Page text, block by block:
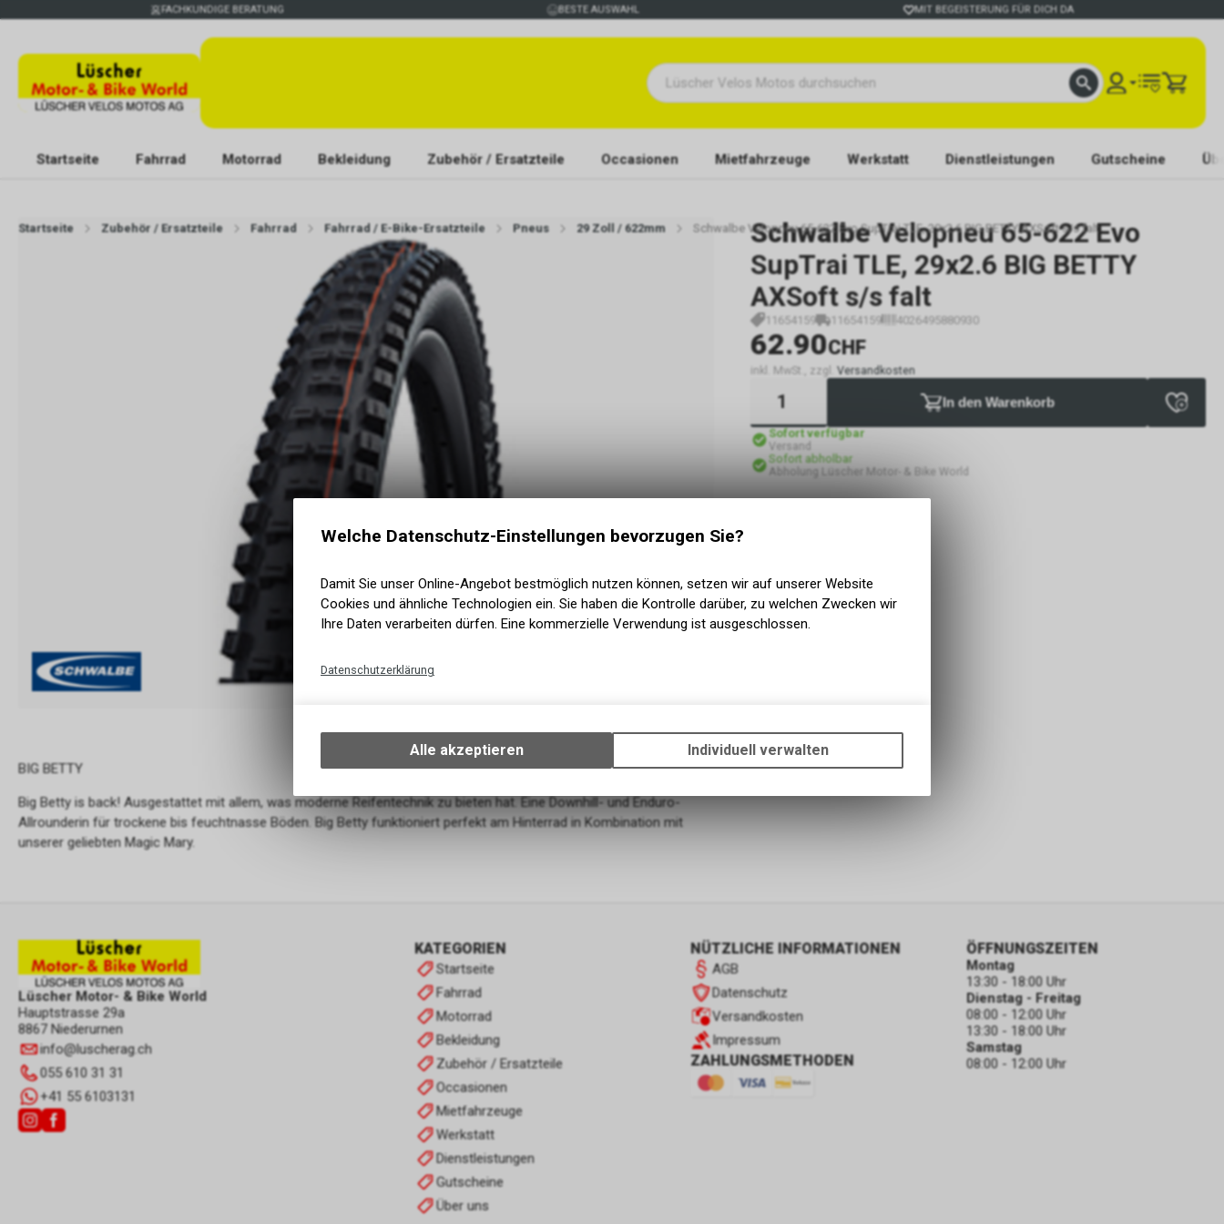
FACHKUNDIGE BERATUNG BESTE AUSWAHL MIT BEGEISTERUNG FÜR DICH DA
Startseite Fahrrad Motorrad Bekleidung Zubehör / Ersatzteile Occasionen Mietfahrzeuge Werkstatt Dienstleistungen Gutscheine
Startseite Zubehör / Ersatzteile Fahrrad Fahrrad / E-Bike-Ersatzteile Pneus 29 Zoll / 622mm Schwalbe Velopneu 65-622 Evo SupTrai TLE, 29x2.6 BIG BETTY AXSoft s/s falt
Schwalbe Velopneu 65-622 Evo
SupTrai TLE, 29x2.6 BIG BETTY
AXSoft s/s falt
11654159 11654159 4026495880930
62.90CHF
inkl. MwSt., zzgl. Versandkosten
In den Warenkorb
Sofort verfügbar
Versand
Sofort abholbar
Abholung Lüscher Motor- & Bike World
BIG BETTY
Big Betty is back! Ausgestattet mit allem, was moderne Reifentechnik zu bieten hat. Eine Downhill- und Enduro-
Allrounderin für trockene bis feuchtnasse Böden. Big Betty funktioniert perfekt am Hinterrad in Kombination mit
unserer geliebten Magic Mary.
Lüscher Motor- & Bike World
Hauptstrasse 29a
8867 Niederurnen
info@luscherag.ch
055 610 31 31
+41 55 6103131
KATEGORIEN
Startseite
Fahrrad
Motorrad
Bekleidung
Zubehör / Ersatzteile
Occasionen
Mietfahrzeuge
Werkstatt
Dienstleistungen
Gutscheine
Über uns
NÜTZLICHE INFORMATIONEN
AGB
Datenschutz
Versandkosten
Impressum
ZAHLUNGSMETHODEN
ÖFFNUNGSZEITEN
Montag
13:30 - 18:00 Uhr
Dienstag - Freitag
08:00 - 12:00 Uhr
13:30 - 18:00 Uhr
Samstag
08:00 - 12:00 Uhr
Welche Datenschutz-Einstellungen bevorzugen Sie?
Damit Sie unser Online-Angebot bestmöglich nutzen können, setzen wir auf unserer Website
Cookies und ähnliche Technologien ein. Sie haben die Kontrolle darüber, zu welchen Zwecken wir
Ihre Daten verarbeiten dürfen. Eine kommerzielle Verwendung ist ausgeschlossen.
Datenschutzerklärung
Ihrem Gerät, um die grundlegenden Funktionen unseres Online-Angebots, wie die
Verwendung des Warenkorbs, zu ermöglichen. Bitte beachten Sie, dass die
zulassen.
Alle akzeptieren Individuell verwalten